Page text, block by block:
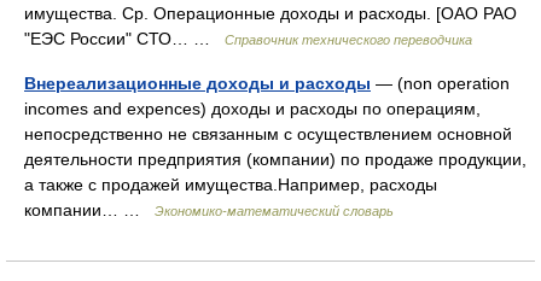
имущества. Ср. Операционные доходы и расходы. [ОАО РАО
"ЕЭС России" СТО… …
Справочник технического переводчика
Внереализационные доходы и расходы — (non operation
incomes and expences) доходы и расходы по операциям,
непосредственно не связанным с осуществлением основной
деятельности предприятия (компании) по продаже продукции,
а также с продажей имущества.Например, расходы
компании… …
Экономико-математический словарь